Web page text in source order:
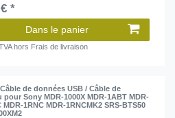
*
Dans le panier
hors Frais de livraison
de données USB / Câble de
pour Sony MDR-1000X MDR-1ABT MDR-
MDR-1RNC MDR-1RNCMK2 SRS-BTS50